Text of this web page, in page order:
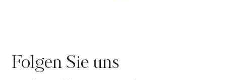
Folgen Sie uns